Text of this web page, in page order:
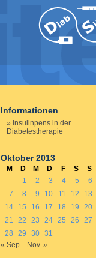
Informationen
Insulinpens in der
Diabetestherapie
Oktober 2013
M D M D F S
S
1
2 3 4 5
6
7
8 9 10 11 12
13
14
15 16 17 18 19
20
21
22 23 24 25 26
27
28
29 30 31
« Sep.
Nov. »